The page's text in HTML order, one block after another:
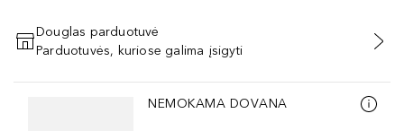
PRIDĖTI Į KREPŠELĮ
Douglas parduotuvė
Parduotuvės, kuriose galima įsigyti
Praleisti slankiklį
NEMOKAMA DOVANA